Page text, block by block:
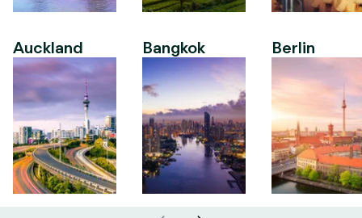
Auckland Bangkok Berlin